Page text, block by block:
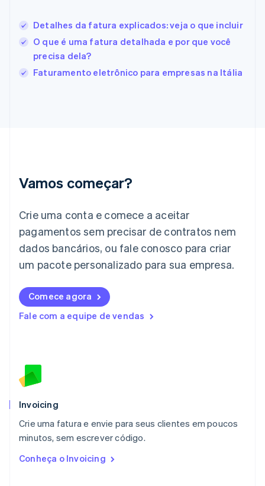
Detalhes da fatura explicados: veja o que incluir
O que é uma fatura detalhada e por que você
precisa dela?
Faturamento eletrônico para empresas na Itália
Vamos começar?
Crie uma conta e comece a aceitar
pagamentos sem precisar de contratos nem
dados bancários, ou fale conosco para criar
um pacote personalizado para sua empresa.
Comece agora
Fale com a equipe de vendas
Invoicing
Crie uma fatura e envie para seus clientes em poucos
minutos, sem escrever código.
Conheça o Invoicing
English Svenska
França
Français English
English
Itália
Japão
Letônia
English
Liechtenstein
Deutsch English
English
Luxemburgo
FrançaisDeutschEnglish
English
México
Noruega
English
Nova Zelândia
English
NederlandsEnglish